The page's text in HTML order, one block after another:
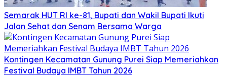
Semarak HUT RI ke-81, Bupati dan Wakil Bupati Ikuti
Jalan Sehat dan Senam Bersama Warga
Kontingen Kecamatan Gunung Purei Siap Memeriahkan
Festival Budaya IMBT Tahun 2026